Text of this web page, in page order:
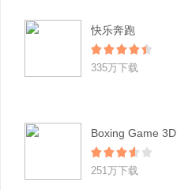
快乐奔跑
335万下载
Boxing Game 3D
251万下载